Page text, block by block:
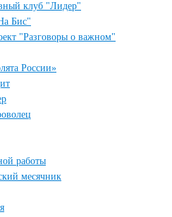
клуб "Лидер"
Бис"
"Разговоры о важном"
России»
работы
месячник